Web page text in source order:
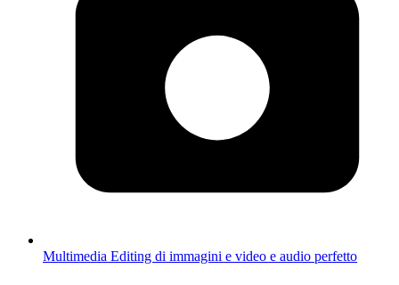
Multimedia Editing di immagini e video e audio perfetto